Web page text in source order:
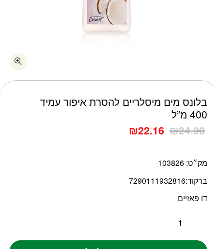
בלונס מים מיסלריים להסרת איפור עמיד
400 מ”ל
₪24.90
₪22.16
דו פאזיים
מק״ט: 103826
ברקוד:7290111932816
כמות בלונס מים מיסלריים להסרת איפור עמיד 400 מ"ל